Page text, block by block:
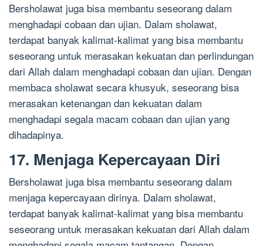
Bersholawat juga bisa membantu seseorang dalam
menghadapi cobaan dan ujian. Dalam sholawat,
terdapat banyak kalimat-kalimat yang bisa membantu
seseorang untuk merasakan kekuatan dan perlindungan
dari Allah dalam menghadapi cobaan dan ujian. Dengan
membaca sholawat secara khusyuk, seseorang bisa
merasakan ketenangan dan kekuatan dalam
menghadapi segala macam cobaan dan ujian yang
dihadapinya.
17. Menjaga Kepercayaan Diri
Bersholawat juga bisa membantu seseorang dalam
menjaga kepercayaan dirinya. Dalam sholawat,
terdapat banyak kalimat-kalimat yang bisa membantu
seseorang untuk merasakan kekuatan dari Allah dalam